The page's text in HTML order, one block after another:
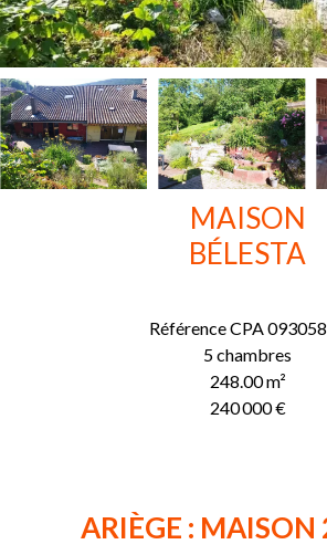
MAISON
BÉLESTA
RéférenceCPA
5 chambres
248.00m²
240 000 €
ARIÈGE :